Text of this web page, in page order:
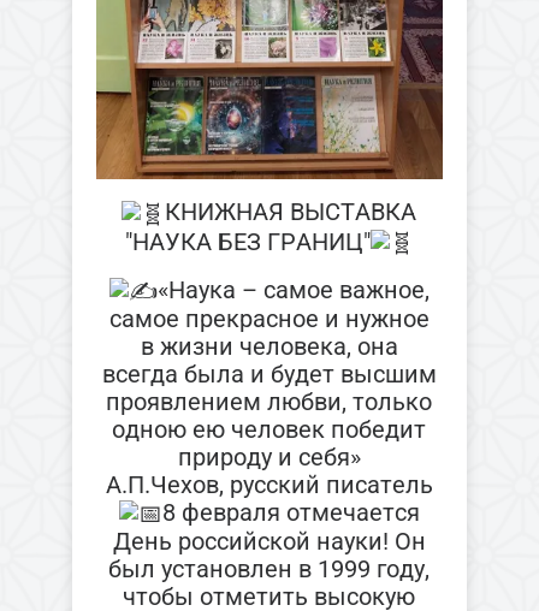
КНИЖНАЯ ВЫСТАВКА
"НАУКА БЕЗ ГРАНИЦ"
«Наука – самое важное,
самое прекрасное и нужное
в жизни человека, она
всегда была и будет высшим
проявлением любви, только
одною ею человек победит
природу и себя»
А.П.Чехов, русский писатель
8 февраля отмечается
День российской науки! Он
был установлен в 1999 году,
чтобы отметить высокую